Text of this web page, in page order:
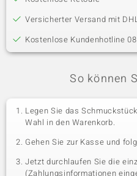
Versicherter Versand mit
Kostenlose Kundenhotline
So können
Legen Sie das
Wahl in den Warenkorb.
Gehen Sie zur Kasse und
Jetzt durchlaufen Sie die
(Zahlungsinformationen